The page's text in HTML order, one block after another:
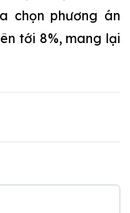
chọn phương án
tới 8%, mang lại